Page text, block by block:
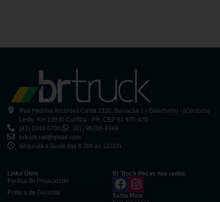
Rua Pedrina Accordes Costa 1320, Barracão 1 - Ganchinho - (Contorno
Leste, Km 109,8) Curitiba - PR, CEP 81.935-420
(41) 3348-0700
(41) 98706-4349
brtruck.net@gmail.com
Segunda a Sexta das 8:00h as 18:00h
Links Úteis
Política de Privacidade
Política de Garantia
Br Truck Peças nas redes
Saiba Mais